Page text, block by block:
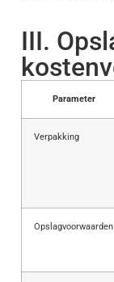
III.
Parameter
Verpakking
Opslagvoorwaarden